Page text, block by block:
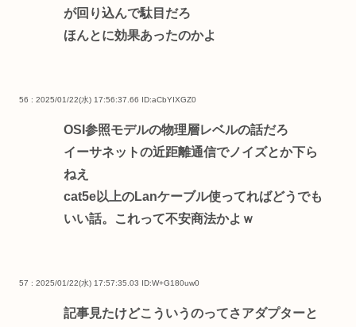
が回り込んで駄目だろ
ほんとに効果あったのかよ
56 : 2025/01/22(水) 17:56:37.66 ID:aCbYIXGZ0
OSI参照モデルの物理層レベルの話だろ
イーサネットの近距離通信でノイズとか下ら
ねえ
cat5e以上のLanケーブル使ってればどうでも
いい話。これって不安商法かよｗ
57 : 2025/01/22(水) 17:57:35.03 ID:W+G180uw0
記事見たけどこういうのってさアダプターと